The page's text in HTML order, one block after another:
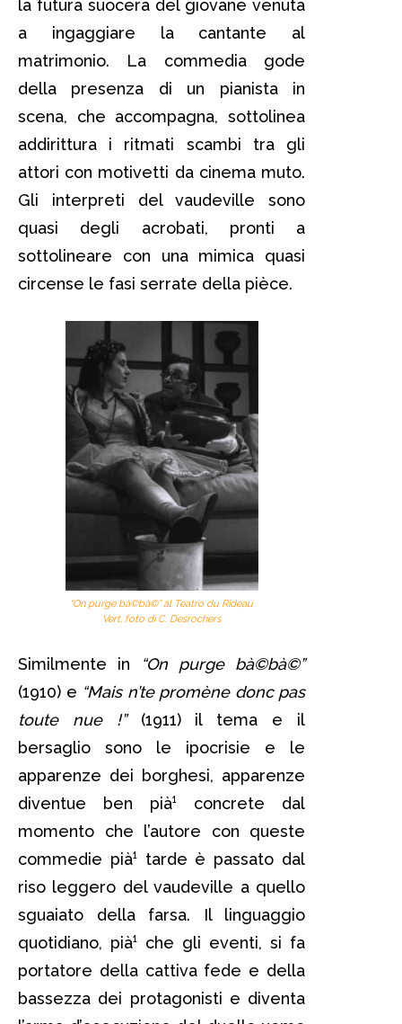
la futura suocera del giovane venuta
a ingaggiare la cantante al
matrimonio. La commedia gode
della presenza di un pianista in
scena, che accompagna, sottolinea
addirittura i ritmati scambi tra gli
attori con motivetti da cinema muto.
Gli interpreti del vaudeville sono
quasi degli acrobati, pronti a
sottolineare con una mimica quasi
circense le fasi serrate della pièce.
“On purge bà©bà©” al Teatro du Rideau
Vert, foto di C. Desrochers
Similmente in
“On purge bà©bà©”
(1910) e “Mais n’te promène donc pas
toute nue !”(1911) il tema e il
bersaglio sono le ipocrisie e le
apparenze dei borghesi, apparenze
diventue ben pià¹ concrete dal
momento che l’autore con queste
commedie pià¹ tarde è passato dal
riso leggero del vaudeville a quello
sguaiato della farsa. Il linguaggio
quotidiano, pià¹ che gli eventi, si fa
portatore della cattiva fede e della
bassezza dei protagonisti e diventa